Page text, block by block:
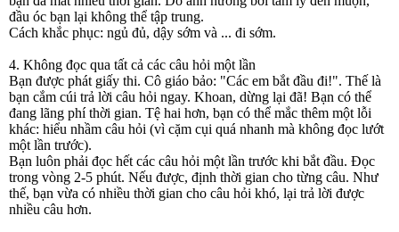
đầu óc bạn lại không thể tập trung.
Cách khắc phục: ngủ đủ, dậy sớm và ... đi sớm.
4. Không đọc qua tất cả các câu hỏi một lần
Bạn được phát giấy thi. Cô giáo bảo: "Các em bắt đầu đi!". Thế là
bạn cắm cúi trả lời câu hỏi ngay. Khoan, dừng lại đã! Bạn có thể
đang lãng phí thời gian. Tệ hai hơn, bạn có thể mắc thêm một lỗi
khác: hiểu nhầm câu hỏi (vì cặm cụi quá nhanh mà không đọc lướt
một lần trước).
Bạn luôn phải đọc hết các câu hỏi một lần trước khi bắt đầu. Đọc
trong vòng 2-5 phút. Nếu được, định thời gian cho từng câu. Như
thế, bạn vừa có nhiều thời gian cho câu hỏi khó, lại trả lời được
nhiều câu hơn.